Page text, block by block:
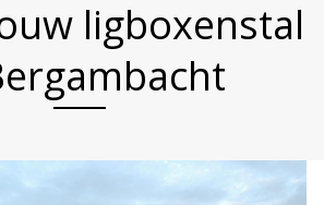
ligboxenstal